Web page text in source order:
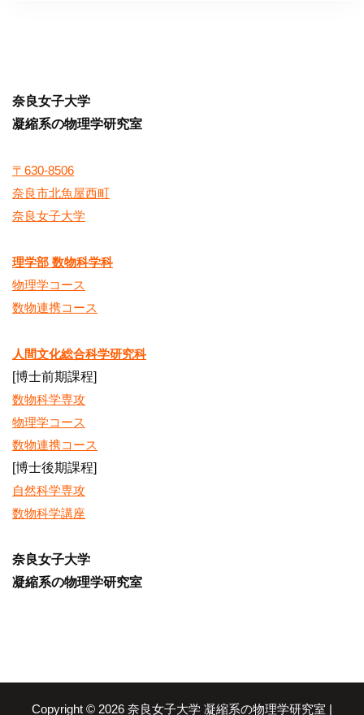
奈良女子大学
凝縮系の物理学研究室
〒630-8506
奈良市北魚屋西町
奈良女子大学
理学部 数物科学科
物理学コース
数物連携コース
人間文化総合科学研究科
[博士前期課程]
数物科学専攻
物理学コース
数物連携コース
[博士後期課程]
自然科学専攻
数物科学講座
奈良女子大学
凝縮系の物理学研究室
Copyright © 2026 奈良女子大学 凝縮系の物理学研究室 |